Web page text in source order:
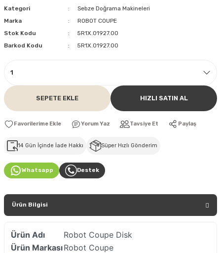
Kategori
Sebze Doğrama Makineleri
Marka
ROBOT COUPE
Stok Kodu
5R1X.01927.00
Barkod Kodu
5R1X.01927.00
SEPETE EKLE HIZLI SATIN AL
Yorum Yaz Tavsiye Et Paylaş
14 Gün İçinde İade Hakkı Süper Hızlı Gönderim
Whatsapp Destek
Ürün Bilgisi
Ürün Adı
Robot Coupe Disk
Ürün MarkasıRobot Coupe